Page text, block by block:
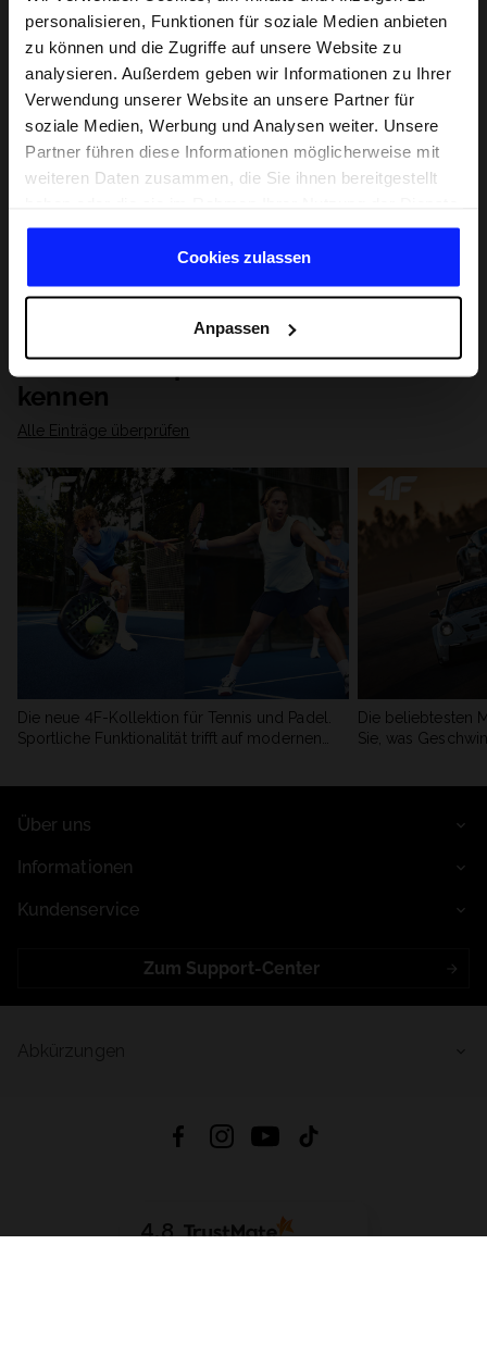
personalisieren, Funktionen für soziale Medien anbieten
zu können und die Zugriffe auf unsere Website zu
analysieren. Außerdem geben wir Informationen zu Ihrer
Verwendung unserer Website an unsere Partner für
soziale Medien, Werbung und Analysen weiter. Unsere
Partner führen diese Informationen möglicherweise mit
weiteren Daten zusammen, die Sie ihnen bereitgestellt
gesammelt haben.
Cookies zulassen
Anpassen
Lernen Sie Sport von Grund auf
kennen
Alle Einträge überprüfen
Die neue 4F-Kollektion für Tennis und Padel.
Sportliche Funktionalität trifft auf modernen
Die beliebtesten
Sie, was
Über uns
Informationen
Kundenservice
Zum Support-Center
4.8